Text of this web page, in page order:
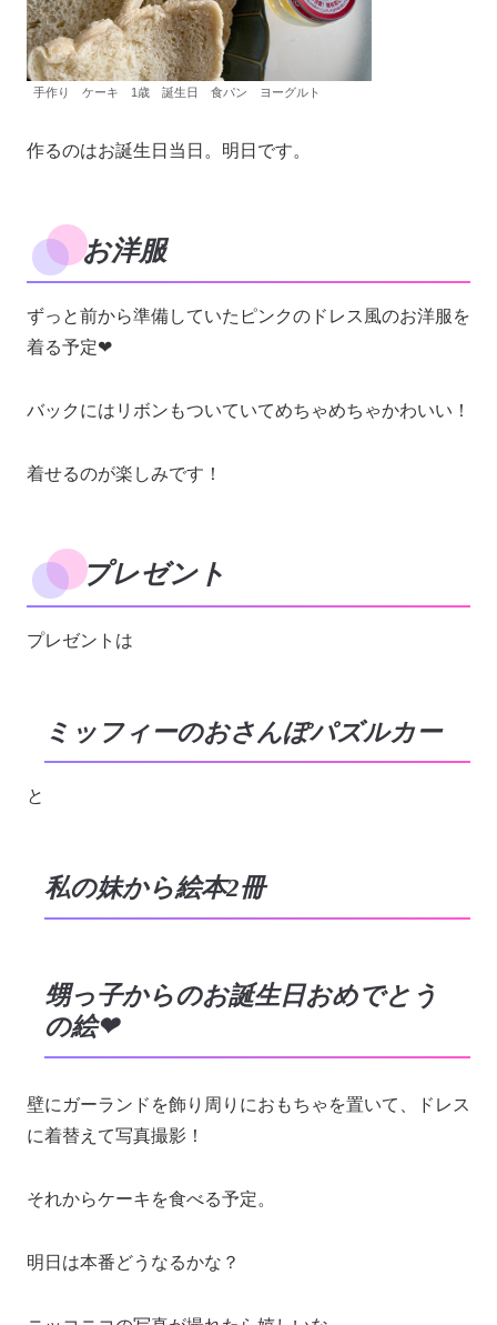
手作り ケーキ 1歳 誕生日 食パン ヨーグルト
作るのはお誕生日当日。明日です。
お洋服
ずっと前から準備していたピンクのドレス風のお洋服を
着る予定❤︎
バックにはリボンもついていてめちゃめちゃかわいい！
着せるのが楽しみです！
プレゼント
プレゼントは
ミッフィーのおさんぽパズルカー
と
私の妹から絵本2冊
甥っ子からのお誕生日おめでとう
の絵❤︎
壁にガーランドを飾り周りにおもちゃを置いて、ドレス
に着替えて写真撮影！
それからケーキを食べる予定。
明日は本番どうなるかな？